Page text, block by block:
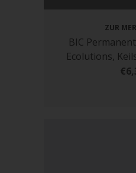
ZUR
BIC
Ecolutions,